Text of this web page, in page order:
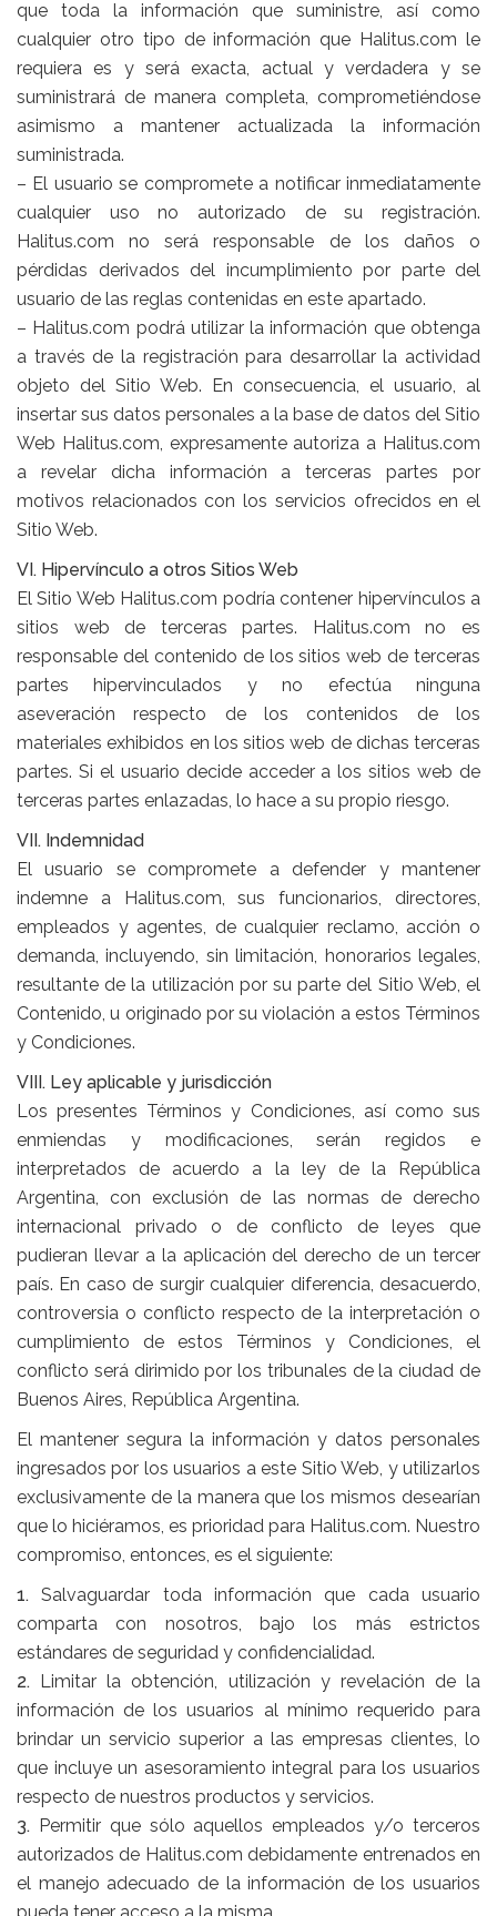
que toda la información que suministre, así como
cualquier otro tipo de información que Halitus.com le
requiera es y será exacta, actual y verdadera y se
suministrará de manera completa, comprometiéndose
asimismo a mantener actualizada la información
suministrada.
– El usuario se compromete a notificar inmediatamente
cualquier uso no autorizado de su registración.
Halitus.com no será responsable de los daños o
pérdidas derivados del incumplimiento por parte del
usuario de las reglas contenidas en este apartado.
– Halitus.com podrá utilizar la información que obtenga
a través de la registración para desarrollar la actividad
objeto del Sitio Web. En consecuencia, el usuario, al
insertar sus datos personales a la base de datos del Sitio
Web Halitus.com, expresamente autoriza a Halitus.com
a revelar dicha información a terceras partes por
motivos relacionados con los servicios ofrecidos en el
Sitio Web.
VI. Hipervínculo a otros Sitios Web
El Sitio Web Halitus.com podría contener hipervínculos a
sitios web de terceras partes. Halitus.com no es
responsable del contenido de los sitios web de terceras
partes hipervinculados y no efectúa ninguna
aseveración respecto de los contenidos de los
materiales exhibidos en los sitios web de dichas terceras
partes. Si el usuario decide acceder a los sitios web de
terceras partes enlazadas, lo hace a su propio riesgo.
VII. Indemnidad
El usuario se compromete a defender y mantener
indemne a Halitus.com, sus funcionarios, directores,
empleados y agentes, de cualquier reclamo, acción o
demanda, incluyendo, sin limitación, honorarios legales,
resultante de la utilización por su parte del Sitio Web, el
Contenido, u originado por su violación a estos Términos
y Condiciones.
VIII. Ley aplicable y jurisdicción
Los presentes Términos y Condiciones, así como sus
enmiendas y modificaciones, serán regidos e
interpretados de acuerdo a la ley de la República
Argentina, con exclusión de las normas de derecho
internacional privado o de conflicto de leyes que
pudieran llevar a la aplicación del derecho de un tercer
país. En caso de surgir cualquier diferencia, desacuerdo,
controversia o conflicto respecto de la interpretación o
cumplimiento de estos Términos y Condiciones, el
conflicto será dirimido por los tribunales de la ciudad de
Buenos Aires, República Argentina.
El mantener segura la información y datos personales
ingresados por los usuarios a este Sitio Web, y utilizarlos
exclusivamente de la manera que los mismos desearían
que lo hiciéramos, es prioridad para Halitus.com. Nuestro
compromiso, entonces, es el siguiente:
1. Salvaguardar toda información que cada usuario
comparta con nosotros, bajo los más estrictos
estándares de seguridad y confidencialidad.
2. Limitar la obtención, utilización y revelación de la
información de los usuarios al mínimo requerido para
brindar un servicio superior a las empresas clientes, lo
que incluye un asesoramiento integral para los usuarios
respecto de nuestros productos y servicios.
3. Permitir que sólo aquellos empleados y/o terceros
autorizados de Halitus.com debidamente entrenados en
el manejo adecuado de la información de los usuarios